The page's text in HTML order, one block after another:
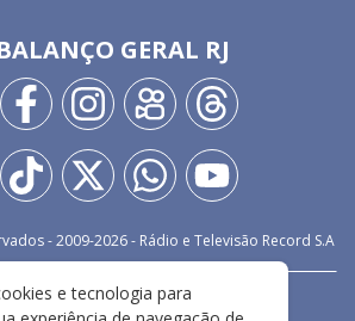
GERAL RJ
- 2009-2026- Rádio e Televisão Record S.A
FALE CONOSCO PRIVACIDADE
e tecnologia para